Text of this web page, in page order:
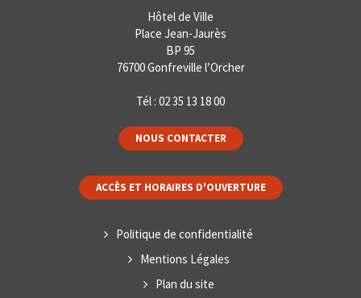
Hôtel de Ville
Place Jean-Jaurès
BP 95
76700 Gonfreville l’Orcher
Tél : 02 35 13 18 00
NOUS CONTACTER
ACCÈS ET HORAIRES D'OUVERTURE
Politique de confidentialité
Mentions Légales
Plan du site